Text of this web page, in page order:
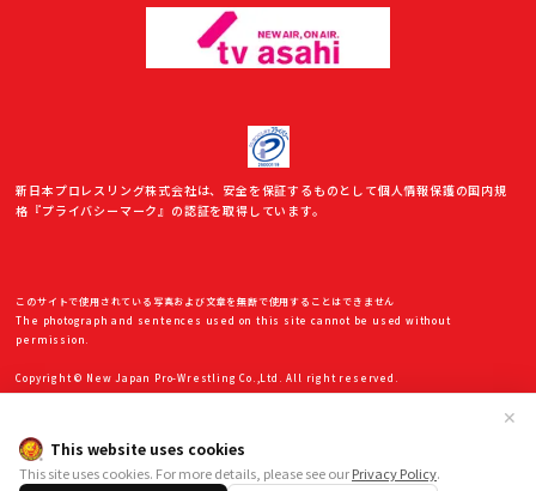
This website uses cookies
This site uses cookies. For more details, please see ourPrivacy Policy.
✕
新日本プロレスリング株式会社は、安全を保証するものとして個人情報保護の国内規
格『プライバシーマーク』の認証を取得しています。
このサイトで使用されている写真および文章を無断で使用することはできません
The photograph and sentences used on this site cannot be used without
permission.
Copyright © New Japan Pro-Wrestling Co.,Ltd. All right reserved.